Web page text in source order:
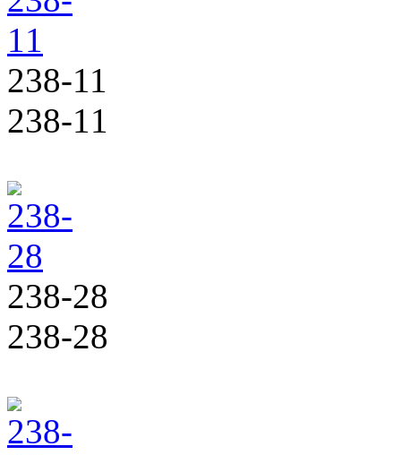
238-11
238-11
238-28
238-28